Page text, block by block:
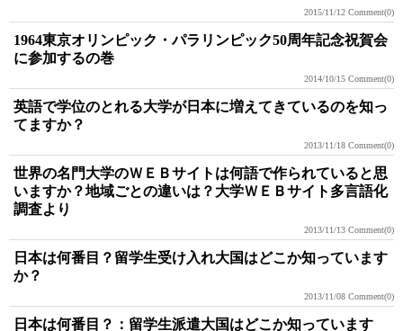
2015/11/12 Comment(0)
1964東京オリンピック・パラリンピック50周年記念祝賀会
に参加するの巻
2014/10/15 Comment(0)
英語で学位のとれる大学が日本に増えてきているのを知っ
てますか？
2013/11/18 Comment(0)
世界の名門大学のＷＥＢサイトは何語で作られていると思
いますか？地域ごとの違いは？大学ＷＥＢサイト多言語化
調査より
2013/11/13 Comment(0)
日本は何番目？留学生受け入れ大国はどこか知っています
か？
2013/11/08 Comment(0)
日本は何番目？：留学生派遣大国はどこか知っています